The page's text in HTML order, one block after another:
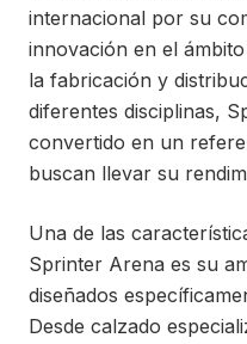
internacional por su
innovación en el
la fabricación y
diferentes disciplinas,
convertido en un
buscan llevar su
Una de las
Sprinter Arena es su
diseñados
Desde calzado